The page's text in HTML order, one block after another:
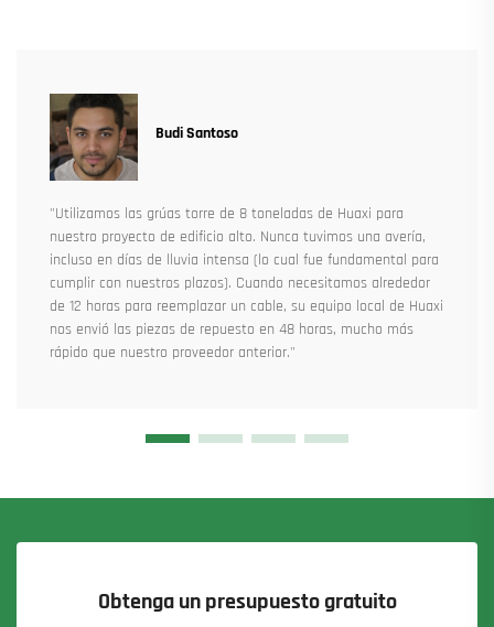
Budi Santoso
"Utilizamos las grúas torre de 8 toneladas de Huaxi para
nuestro proyecto de edificio alto. Nunca tuvimos una avería,
incluso en días de lluvia intensa (lo cual fue fundamental para
cumplir con nuestros plazos). Cuando necesitamos alrededor
de 12 horas para reemplazar un cable, su equipo local de Huaxi
nos envió las piezas de repuesto en 48 horas, mucho más
rápido que nuestro proveedor anterior."
Obtenga un presupuesto gratuito